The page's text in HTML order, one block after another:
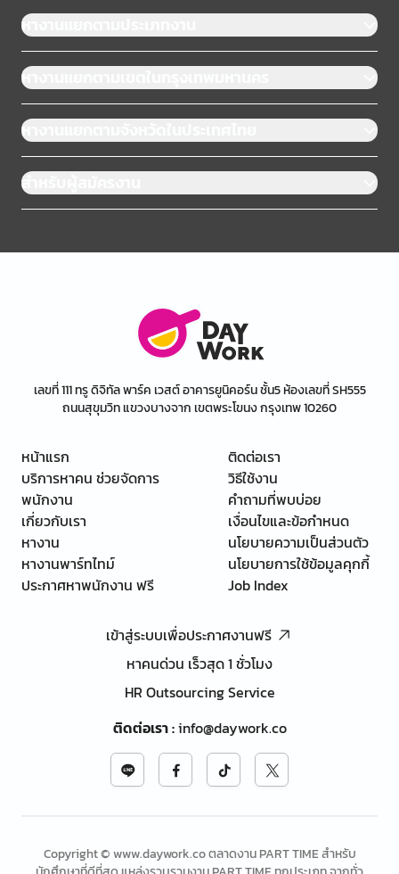
หางานแยกตามประเภทงาน
หางานแยกตามเขตในกรุงเทพมหานคร
หางานแยกตามจังหวัดในประเทศไทย
สำหรับผู้สมัครงาน
เลขที่ 111 ทรู ดิจิทัล พาร์ค เวสต์ อาคารยูนิคอร์น ชั้น5 ห้องเลขที่ SH555
ถนนสุขุมวิท แขวงบางจาก เขตพระโขนง กรุงเทพ 10260
หน้าแรก
บริการหาคน ช่วยจัดการ
พนักงาน
เกี่ยวกับเรา
หางาน
หางานพาร์ทไทม์
ประกาศหาพนักงาน ฟรี
ติดต่อเรา
วิธีใช้งาน
คำถามที่พบบ่อย
เงื่อนไขและข้อกำหนด
นโยบายความเป็นส่วนตัว
นโยบายการใช้ข้อมูลคุกกี้
Job Index
เข้าสู่ระบบเพื่อประกาศงานฟรี
หาคนด่วน เร็วสุด 1 ชั่วโมง
HR Outsourcing Service
ติดต่อเรา:info@daywork.co
Copyright © www.daywork.co ตลาดงาน PART TIME สำหรับ